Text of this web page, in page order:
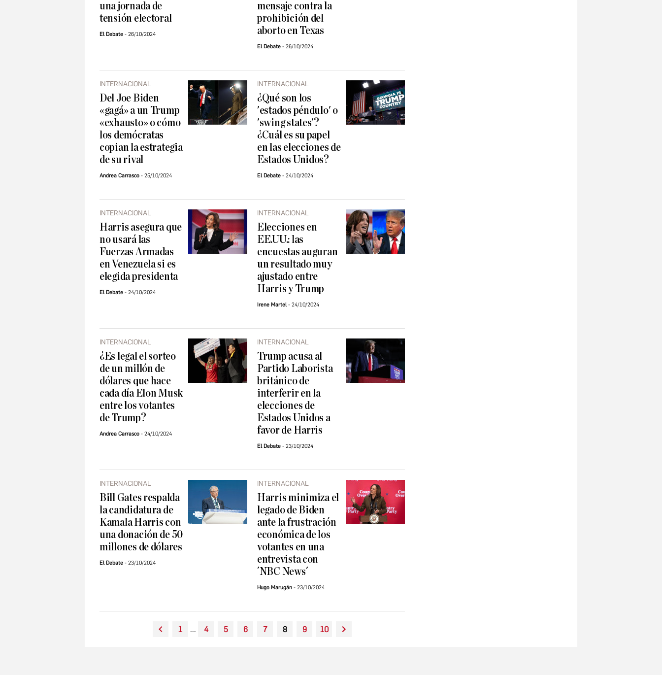
una jornada de
tensión electoral
El Debate 26/10/2024
mensaje contra la
prohibición del
aborto en Texas
El Debate 26/10/2024
INTERNACIONAL
Del Joe Biden
«gagá» a un Trump
«exhausto» o cómo
los demócratas
copian la estrategia
de su rival
Andrea Carrasco 25/10/2024
INTERNACIONAL
¿Qué son los
'estados péndulo' o
'swing states'?
¿Cuál es su papel
en las elecciones de
Estados Unidos?
El Debate 24/10/2024
INTERNACIONAL
Harris asegura que
no usará las
Fuerzas Armadas
en Venezuela si es
elegida presidenta
El Debate 24/10/2024
INTERNACIONAL
Elecciones en
EE.UU.: las
encuestas auguran
un resultado muy
ajustado entre
Harris y Trump
Irene Martel 24/10/2024
INTERNACIONAL
¿Es legal el sorteo
de un millón de
dólares que hace
cada día Elon Musk
entre los votantes
de Trump?
Andrea Carrasco 24/10/2024
INTERNACIONAL
Trump acusa al
Partido Laborista
británico de
interferir en la
elecciones de
Estados Unidos a
favor de Harris
El Debate 23/10/2024
INTERNACIONAL
Bill Gates respalda
la candidatura de
Kamala Harris con
una donación de 50
millones de dólares
El Debate 23/10/2024
INTERNACIONAL
Harris minimiza el
legado de Biden
ante la frustración
económica de los
votantes en una
entrevista con
´NBC News´
Hugo Marugán 23/10/2024
1 ... 4 5 6 7 8 9 10